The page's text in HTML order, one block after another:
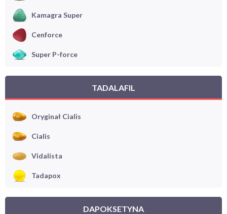
Kamagra Super
Cenforce
Super P-force
TADALAFIL
Oryginał Cialis
Cialis
Vidalista
Tadapox
DAPOKSETYNA